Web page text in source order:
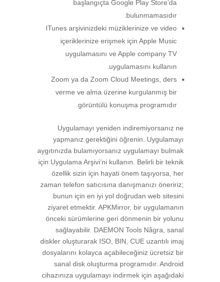
başlangıçta Google Play Store’da
bulunmamasıdır.
ITunes arşivinizdeki müziklerinize ve video
içeriklerinize erişmek için Apple Music
uygulamasını ve Apple company TV
uygulamasını kullanın.
Zoom ya da Zoom Cloud Meetings, ders
verme ve alma üzerine kurgulanmış bir
görüntülü konuşma programıdır.
Uygulamayı yeniden indiremiyorsanız ne
yapmanız gerektiğini öğrenin. Uygulamayı
aygıtınızda bulamıyorsanız uygulamayı bulmak
için Uygulama Arşivi’ni kullanın. Belirli bir teknik
özellik sizin için hayati önem taşıyorsa, her
zaman telefon satıcısına danışmanızı öneririz;
bunun için en iyi yol doğrudan web sitesini
ziyaret etmektir. APKMirror, bir uygulamanın
önceki sürümlerine geri dönmenin bir yolunu
sağlayabilir. DAEMON Tools Några, sanal
diskler oluşturarak ISO, BIN, CUE uzantılı imaj
dosyalarını kolayca açabileceğiniz ücretsiz bir
sanal disk oluşturma programıdır. Android
cihazınıza uygulamayı indirmek için aşağıdaki